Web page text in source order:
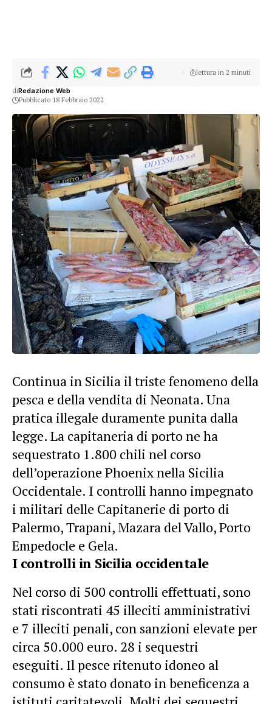
diRedazione Web
Pubblicato 18 Febbraio 2022
lettura in 2 minuti
Continua in Sicilia il triste fenomeno della
pesca e della vendita di Neonata. Una
pratica illegale duramente punita dalla
legge. La capitaneria di porto ne ha
sequestrato 1.800 chili nel corso
dell’operazione Phoenix nella Sicilia
Occidentale. I controlli hanno impegnato
i militari delle Capitanerie di porto di
Palermo, Trapani, Mazara del Vallo, Porto
Empedocle e Gela.
I controlli in Sicilia occidentale
Nel corso di 500 controlli effettuati, sono
stati riscontrati 45 illeciti amministrativi
e 7 illeciti penali, con sanzioni elevate per
circa 50.000 euro. 28 i sequestri
eseguiti. Il pesce ritenuto idoneo al
consumo è stato donato in beneficenza a